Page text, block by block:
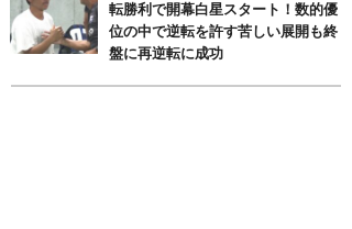
転勝利で開幕白星スタート！数的優
位の中で逆転を許す苦しい展開も終
盤に再逆転に成功